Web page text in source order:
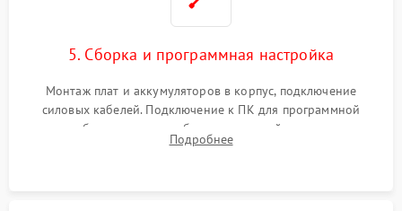
5. Сборка и программная настройка
Монтаж плат и аккумуляторов в корпус, подключение
силовых кабелей. Подключение к ПК для программной
калибровки констант батареи, настройки порогов
срабатывания AVR и сброса счетчиков старения АКБ.
Подробнее